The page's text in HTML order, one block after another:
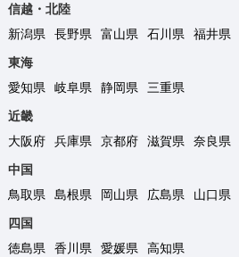
信越・北陸
新潟県
長野県 富山県 石川県
福井県
東海
愛知県
岐阜県 静岡県
三重県
近畿
大阪府
兵庫県 京都府 滋賀県 奈良県
中国
鳥取県
島根県 岡山県 広島県
山口県
四国
徳島県
香川県 愛媛県
高知県